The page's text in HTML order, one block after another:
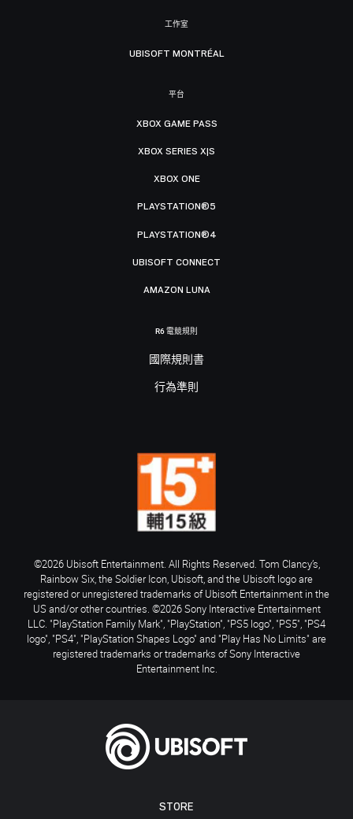
STORE
工作室
UBISOFT MONTRÉAL
平台
XBOX GAME PASS
XBOX SERIES X|S
XBOX ONE
PLAYSTATION®5
PLAYSTATION®4
UBISOFT CONNECT
AMAZON LUNA
R6 電競規則
國際規則書
行為準則
©2026 Ubisoft Entertainment. All Rights Reserved. Tom Clancy’s,
Rainbow Six, the Soldier Icon, Ubisoft, and the Ubisoft logo are
registered or unregistered trademarks of Ubisoft Entertainment in the
US and/or other countries. ©2026 Sony Interactive Entertainment
LLC. "PlayStation Family Mark", "PlayStation", "PS5 logo", "PS5", "PS4
logo", "PS4", "PlayStation Shapes Logo" and "Play Has No Limits" are
registered trademarks or trademarks of Sony Interactive
Entertainment Inc.